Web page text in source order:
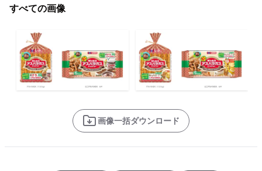
すべての画像
画像一括ダウンロード